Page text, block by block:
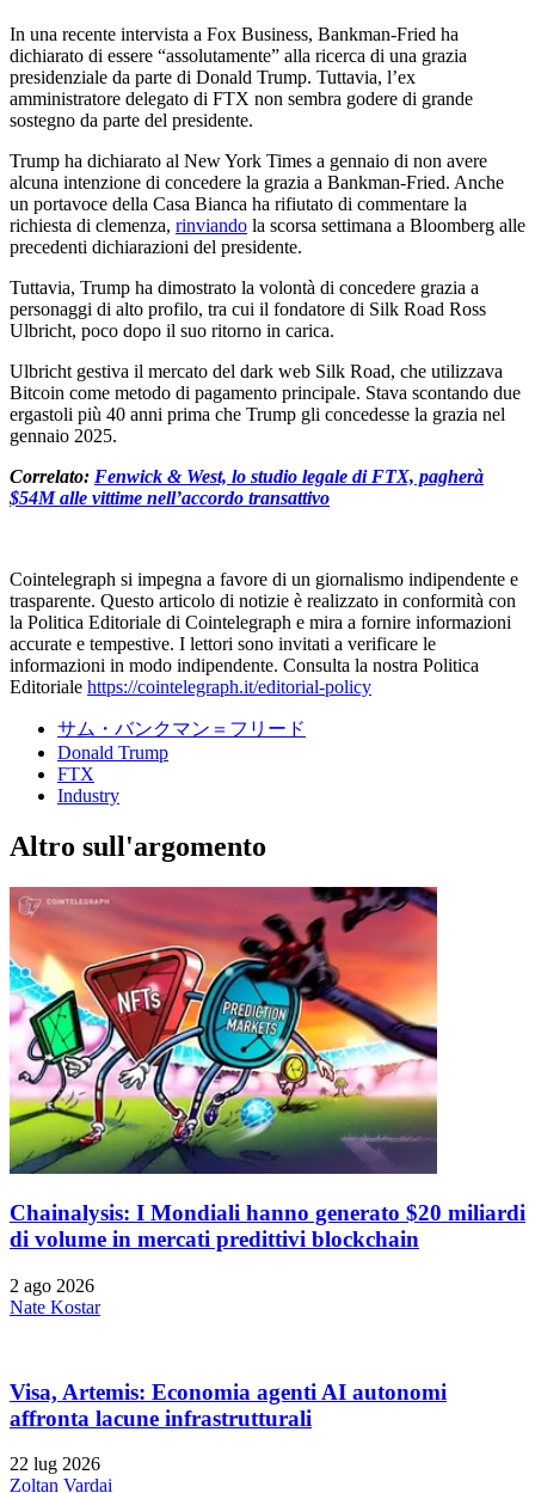
In una recente intervista a Fox Business, Bankman-Fried ha
dichiarato di essere “assolutamente” alla ricerca di una grazia
presidenziale da parte di Donald Trump. Tuttavia, l’ex
amministratore delegato di FTX non sembra godere di grande
sostegno da parte del presidente.
Trump ha dichiarato al New York Times a gennaio di non avere
alcuna intenzione di concedere la grazia a Bankman-Fried. Anche
un portavoce della Casa Bianca ha rifiutato di commentare la
richiesta di clemenza, rinviando la scorsa settimana a Bloomberg alle
precedenti dichiarazioni del presidente.
Tuttavia, Trump ha dimostrato la volontà di concedere grazia a
personaggi di alto profilo, tra cui il fondatore di Silk Road Ross
Ulbricht, poco dopo il suo ritorno in carica.
Ulbricht gestiva il mercato del dark web Silk Road, che utilizzava
Bitcoin come metodo di pagamento principale. Stava scontando due
ergastoli più 40 anni prima che Trump gli concedesse la grazia nel
gennaio 2025.
Correlato: Fenwick & West, lo studio legale di FTX, pagherà
$54M alle vittime nell’accordo transattivo
Cointelegraph si impegna a favore di un giornalismo indipendente e
trasparente. Questo articolo di notizie è realizzato in conformità con
la Politica Editoriale di Cointelegraph e mira a fornire informazioni
accurate e tempestive. I lettori sono invitati a verificare le
informazioni in modo indipendente. Consulta la nostra Politica
Editoriale https://cointelegraph.it/editorial-policy
サム・バンクマン＝フリード
Donald Trump
FTX
Industry
Altro sull'argomento
Chainalysis: I Mondiali hanno generato $20 miliardi
di volume in mercati predittivi blockchain
2 ago 2026
Nate Kostar
Visa, Artemis: Economia agenti AI autonomi
affronta lacune infrastrutturali
22 lug 2026
Zoltan Vardai